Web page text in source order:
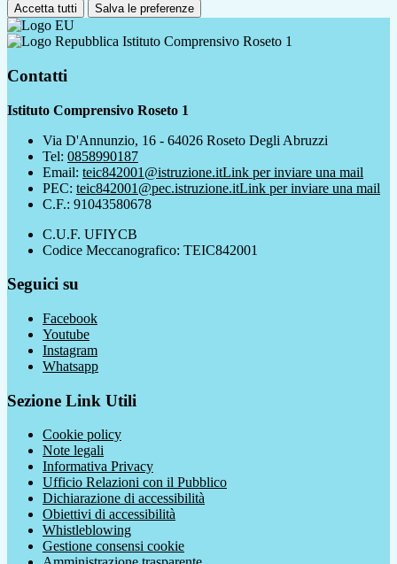
Accetta tutti Salva le preferenze
Istituto Comprensivo Roseto 1
Contatti
Istituto Comprensivo Roseto 1
Via D'Annunzio, 16 - 64026 Roseto Degli Abruzzi
Tel: 0858990187
Email: teic842001@istruzione.itLink per inviare una mail
PEC: teic842001@pec.istruzione.itLink per inviare una mail
C.F.: 91043580678
C.U.F. UFIYCB
Codice Meccanografico: TEIC842001
Seguici su
Facebook
Youtube
Instagram
Whatsapp
Sezione Link Utili
Cookie policy
Note legali
Informativa Privacy
Ufficio Relazioni con il Pubblico
Dichiarazione di accessibilità
Obiettivi di accessibilità
Whistleblowing
Gestione consensi cookie